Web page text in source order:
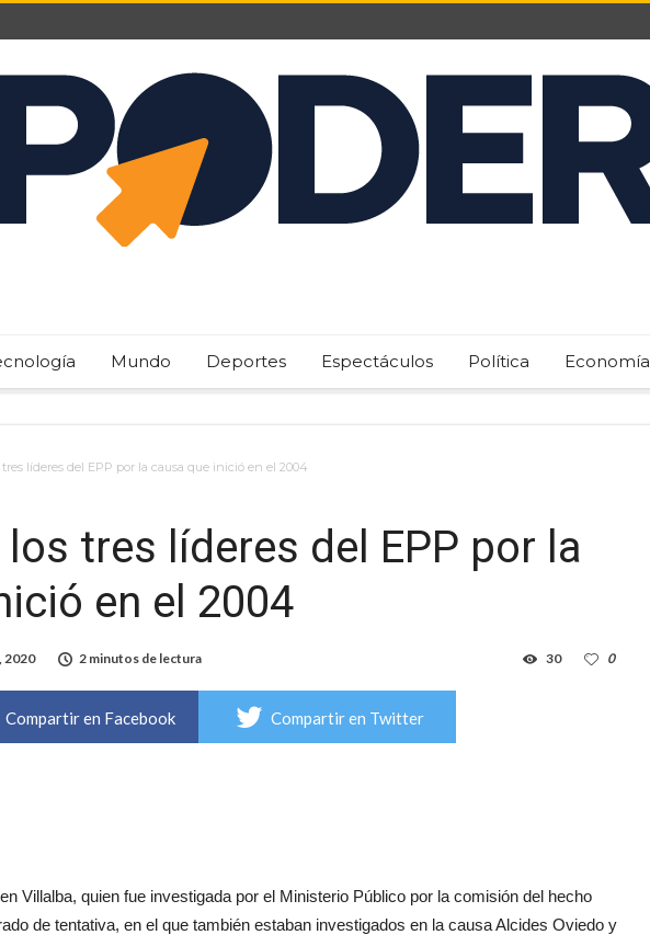
Mundo Deportes Espectáculos Política Economía
líderes del EPP por la causa que inició en el 2004
tres líderes del EPP por la
en el 2004
2020 2 minutos de lectura 0
30
Compartir en Facebook Compartir en Twitter
Villalba, quien fue investigada por el Ministerio Público por la comisión del hecho
de tentativa, en el que también estaban investigados en la causa Alcides Oviedo y